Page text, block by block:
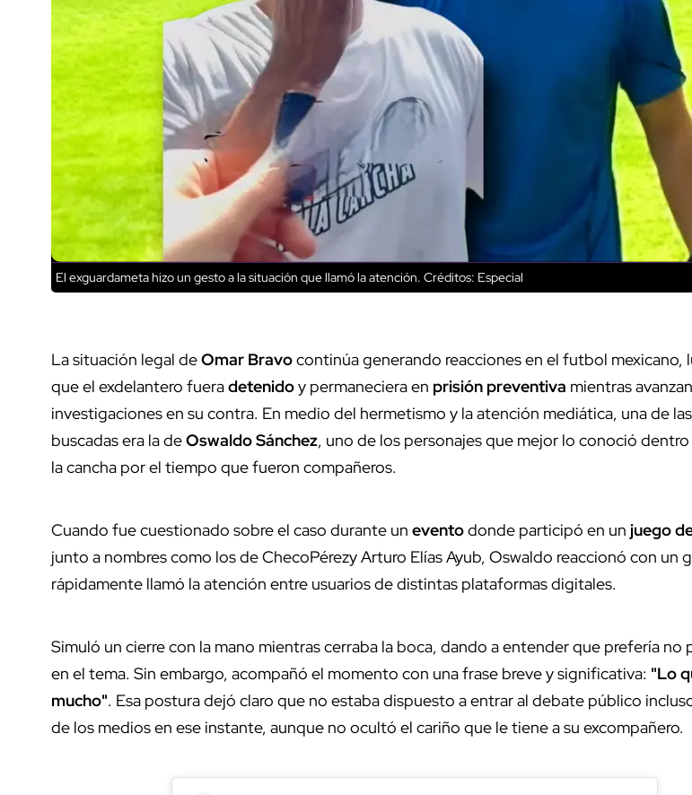
El exguardameta hizo un gesto a la situación que llamó la atención. Créditos: Especial
La situación legal deOmar Bravocontinúa generando reacciones en el futbol mexicano,
que el exdelantero fueradetenidoy permaneciera en prisión preventiva mientras
investigaciones en su contra. En medio del hermetismo y la atención mediática, una de
buscadas era la deOswaldo Sánchez, uno de los personajes que mejor lo conoció
la cancha por el tiempo que fueron compañeros.
Cuando fue cuestionado sobre el caso durante un eventodonde participó en un juego
junto a nombres como los de ChecoPérezy Arturo Elías Ayub, Oswaldo reaccionó con un
rápidamente llamó la atención entre usuarios de distintas plataformas digitales.
Simuló un cierre con la mano mientras cerraba la boca, dando a entender que prefería no
en el tema. Sin embargo, acompañó el momento con una frase breve y significativa: "Lo
mucho". Esa postura dejó claro que no estaba dispuesto a entrar al debate público
de los medios en ese instante, aunque no ocultó el cariño que le tiene a su excompañero.